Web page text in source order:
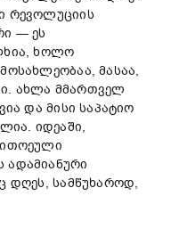
რევოლუციის
— ეს
ხოლო
მასაა,
ახლა მმართველ
და მისი საპატიო
იდეაში,
დღეს, სამწუხაროდ,